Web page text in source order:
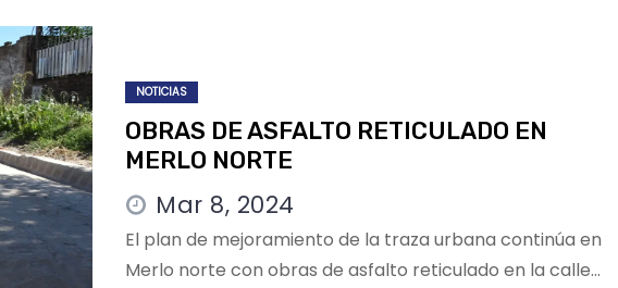
NOTICIAS
OBRAS DE ASFALTO RETICULADO EN
MERLO NORTE
Mar 8, 2024
El plan de mejoramiento de la traza urbana continúa en
Merlo norte con obras de asfalto reticulado en la calle…